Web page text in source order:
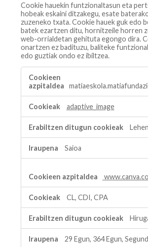
Cookie hauekin funtzionaltasun eta
hobeak eskaini ditzakegu, esate
zuzeneko txata. Cookie hauek guk edo
batek ezartzen ditu, hornitzeile horren
web-orrialdetan gehituta egongo dira.
onartzen ez badituzu, baliteke
edo guztiak ondo ez ibiltzea.
Cookie
funtzionalak
adaptive_image
Saioa
CL, CDI, CPA
29 Egun, 364 Egun,